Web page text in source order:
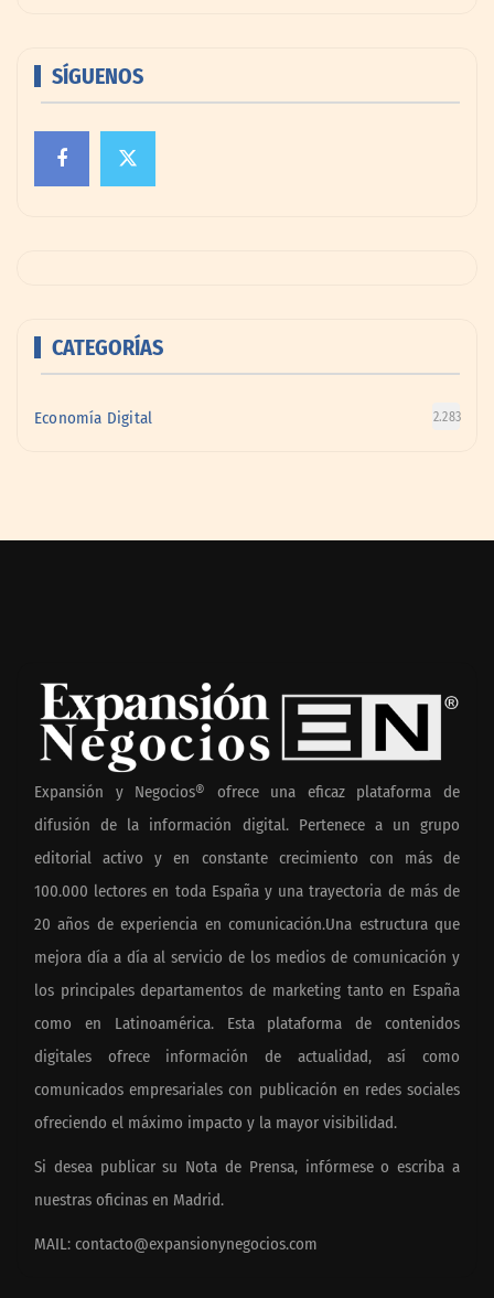
SÍGUENOS
CATEGORÍAS
Economía Digital 2.283
Expansión y Negocios® ofrece una eficaz plataforma de
difusión de la información digital. Pertenece a un grupo
editorial activo y en constante crecimiento con más de
100.000 lectores en toda España y una trayectoria de más de
20 años de experiencia en comunicación.Una estructura que
mejora día a día al servicio de los medios de comunicación y
los principales departamentos de marketing tanto en España
como en Latinoamérica. Esta plataforma de contenidos
digitales ofrece información de actualidad, así como
comunicados empresariales con publicación en redes sociales
ofreciendo el máximo impacto y la mayor visibilidad.
Si desea publicar su Nota de Prensa, infórmese o escriba a
nuestras oficinas en Madrid.
MAIL: contacto@expansionynegocios.com